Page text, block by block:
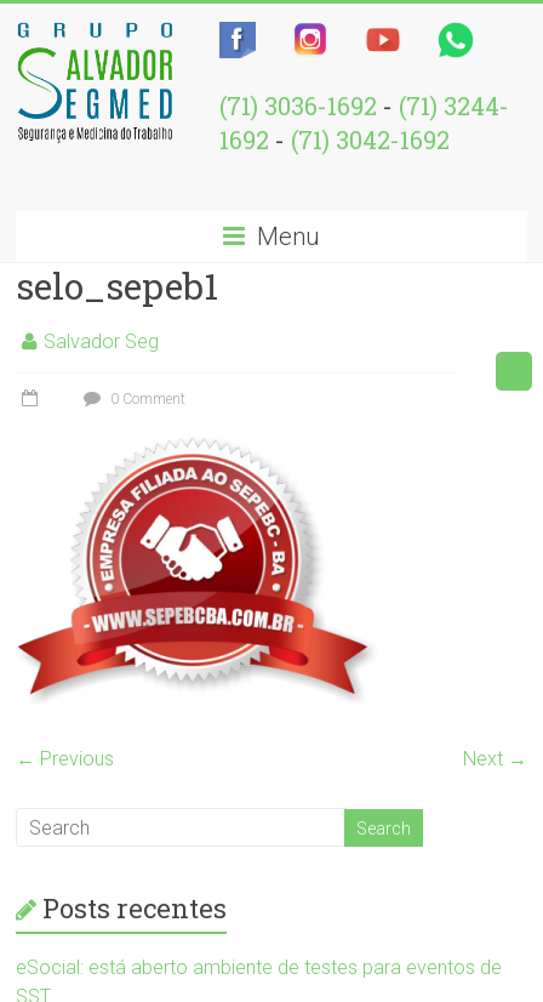
(71) 3036-1692 - (71) 3244-
1692 - (71) 3042-1692
Menu
selo_sepeb1
Salvador Seg
0 Comment
← Previous Next →
Posts recentes
eSocial: está aberto ambiente de testes para eventos de
SST